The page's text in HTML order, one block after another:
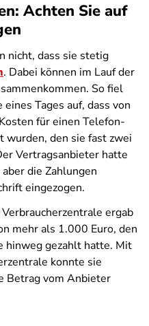
Achten Sie auf
nicht, dass sie stetig
. Dabei können im Lauf der
So fiel
Tages auf, dass von
für einen Telefon-
wurden, den sie fast zwei
Vertragsanbieter hatte
die Zahlungen
eingezogen.
ergab
mehr als 1.000 Euro, den
hinweg gezahlt hatte. Mit
konnte sie
Betrag vom Anbieter